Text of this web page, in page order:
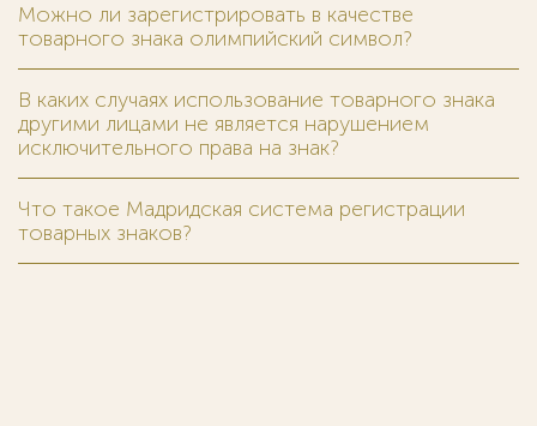
Можно ли зарегистрировать в качестве
товарного знака олимпийский символ?
В каких случаях использование товарного знака
другими лицами не является нарушением
исключительного права на знак?
Что такое Мадридская система регистрации
товарных знаков?